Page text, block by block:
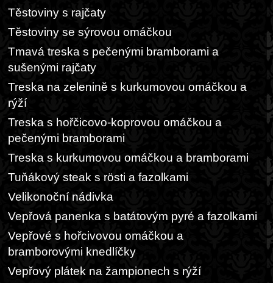
Těstoviny s rajčaty
Těstoviny se sýrovou omáčkou
Tmavá treska s pečenými bramborami a
sušenými rajčaty
Treska na zelenině s kurkumovou omáčkou a
rýží
Treska s hořčicovo-koprovou omáčkou a
pečenými bramborami
Treska s kurkumovou omáčkou a bramborami
Tuňákový steak s rösti a fazolkami
Velikonoční nádivka
Vepřová panenka s batátovým pyré a fazolkami
Vepřové s hořcivovou omáčkou a
bramborovými knedlíčky
Vepřový plátek na žampionech s rýží